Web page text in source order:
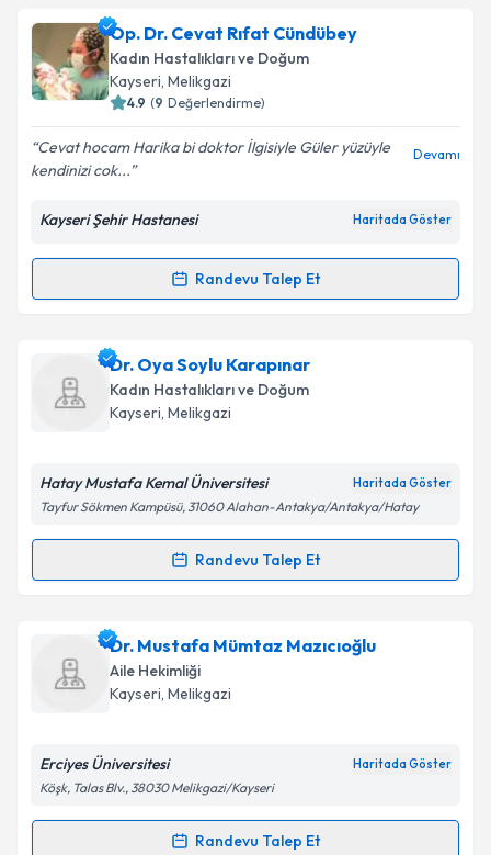
Takvim Talebini Gönder
Op. Dr. Bihter Senem Feyzioğluiçin randevu
takvimi talebi oluşturun. Size bu uzmandan randevu
almanız için bir takvim hazırlandığında e-posta ile
bilgilendireceğiz.
E-posta Adresiniz
'ni okudum ve kişisel verilerimin belirtilen
kapsamda işlenmesini kabul ediyorum.
Takvim Talebini Gönder
Op. Dr. Cevat Rıfat Cündübey
Kadın Hastalıkları ve Doğum
Kayseri, Melikgazi
4.9 (9 Değerlendirme)
Cevat hocam Harika bi doktor İlgisiyle Güler yüzüyle
kendinizi cok...
Devamı
Kayseri Şehir Hastanesi Haritada Göster
Randevu Talep Et
Randevu Takvimi Talebi
Op. Dr. Cevat Rıfat Cündübeyiçin randevu takvimi
talebi oluşturun. Size bu uzmandan randevu almanız
için bir takvim hazırlandığında e-posta ile
bilgilendireceğiz.
E-posta Adresiniz
Kişisel verilerimin işlenmesine ilişkinAydınlatma
kapsamda işlenmesini kabul ediyorum.
Takvim Talebini Gönder
Dr. Oya Soylu Karapınar
Kadın Hastalıkları ve Doğum
Kayseri, Melikgazi
Hatay Mustafa Kemal Üniversitesi Haritada Göster
Tayfur Sökmen Kampüsü, 31060 Alahan-Antakya/Antakya/Hatay
Randevu Talep Et
Randevu Takvimi Talebi
Dr. Oya Soylu Karapınariçin randevu takvimi talebi
oluşturun. Size bu uzmandan randevu almanız için bir
takvim hazırlandığında e-posta ile bilgilendireceğiz.
Kişisel verilerimin işlenmesine ilişkin
Dr. Mustafa Mümtaz Mazıcıoğlu
Aile Hekimliği
Kayseri, Melikgazi
Erciyes Üniversitesi Haritada Göster
Köşk, Talas Blv., 38030 Melikgazi/Kayseri
Randevu Talep Et